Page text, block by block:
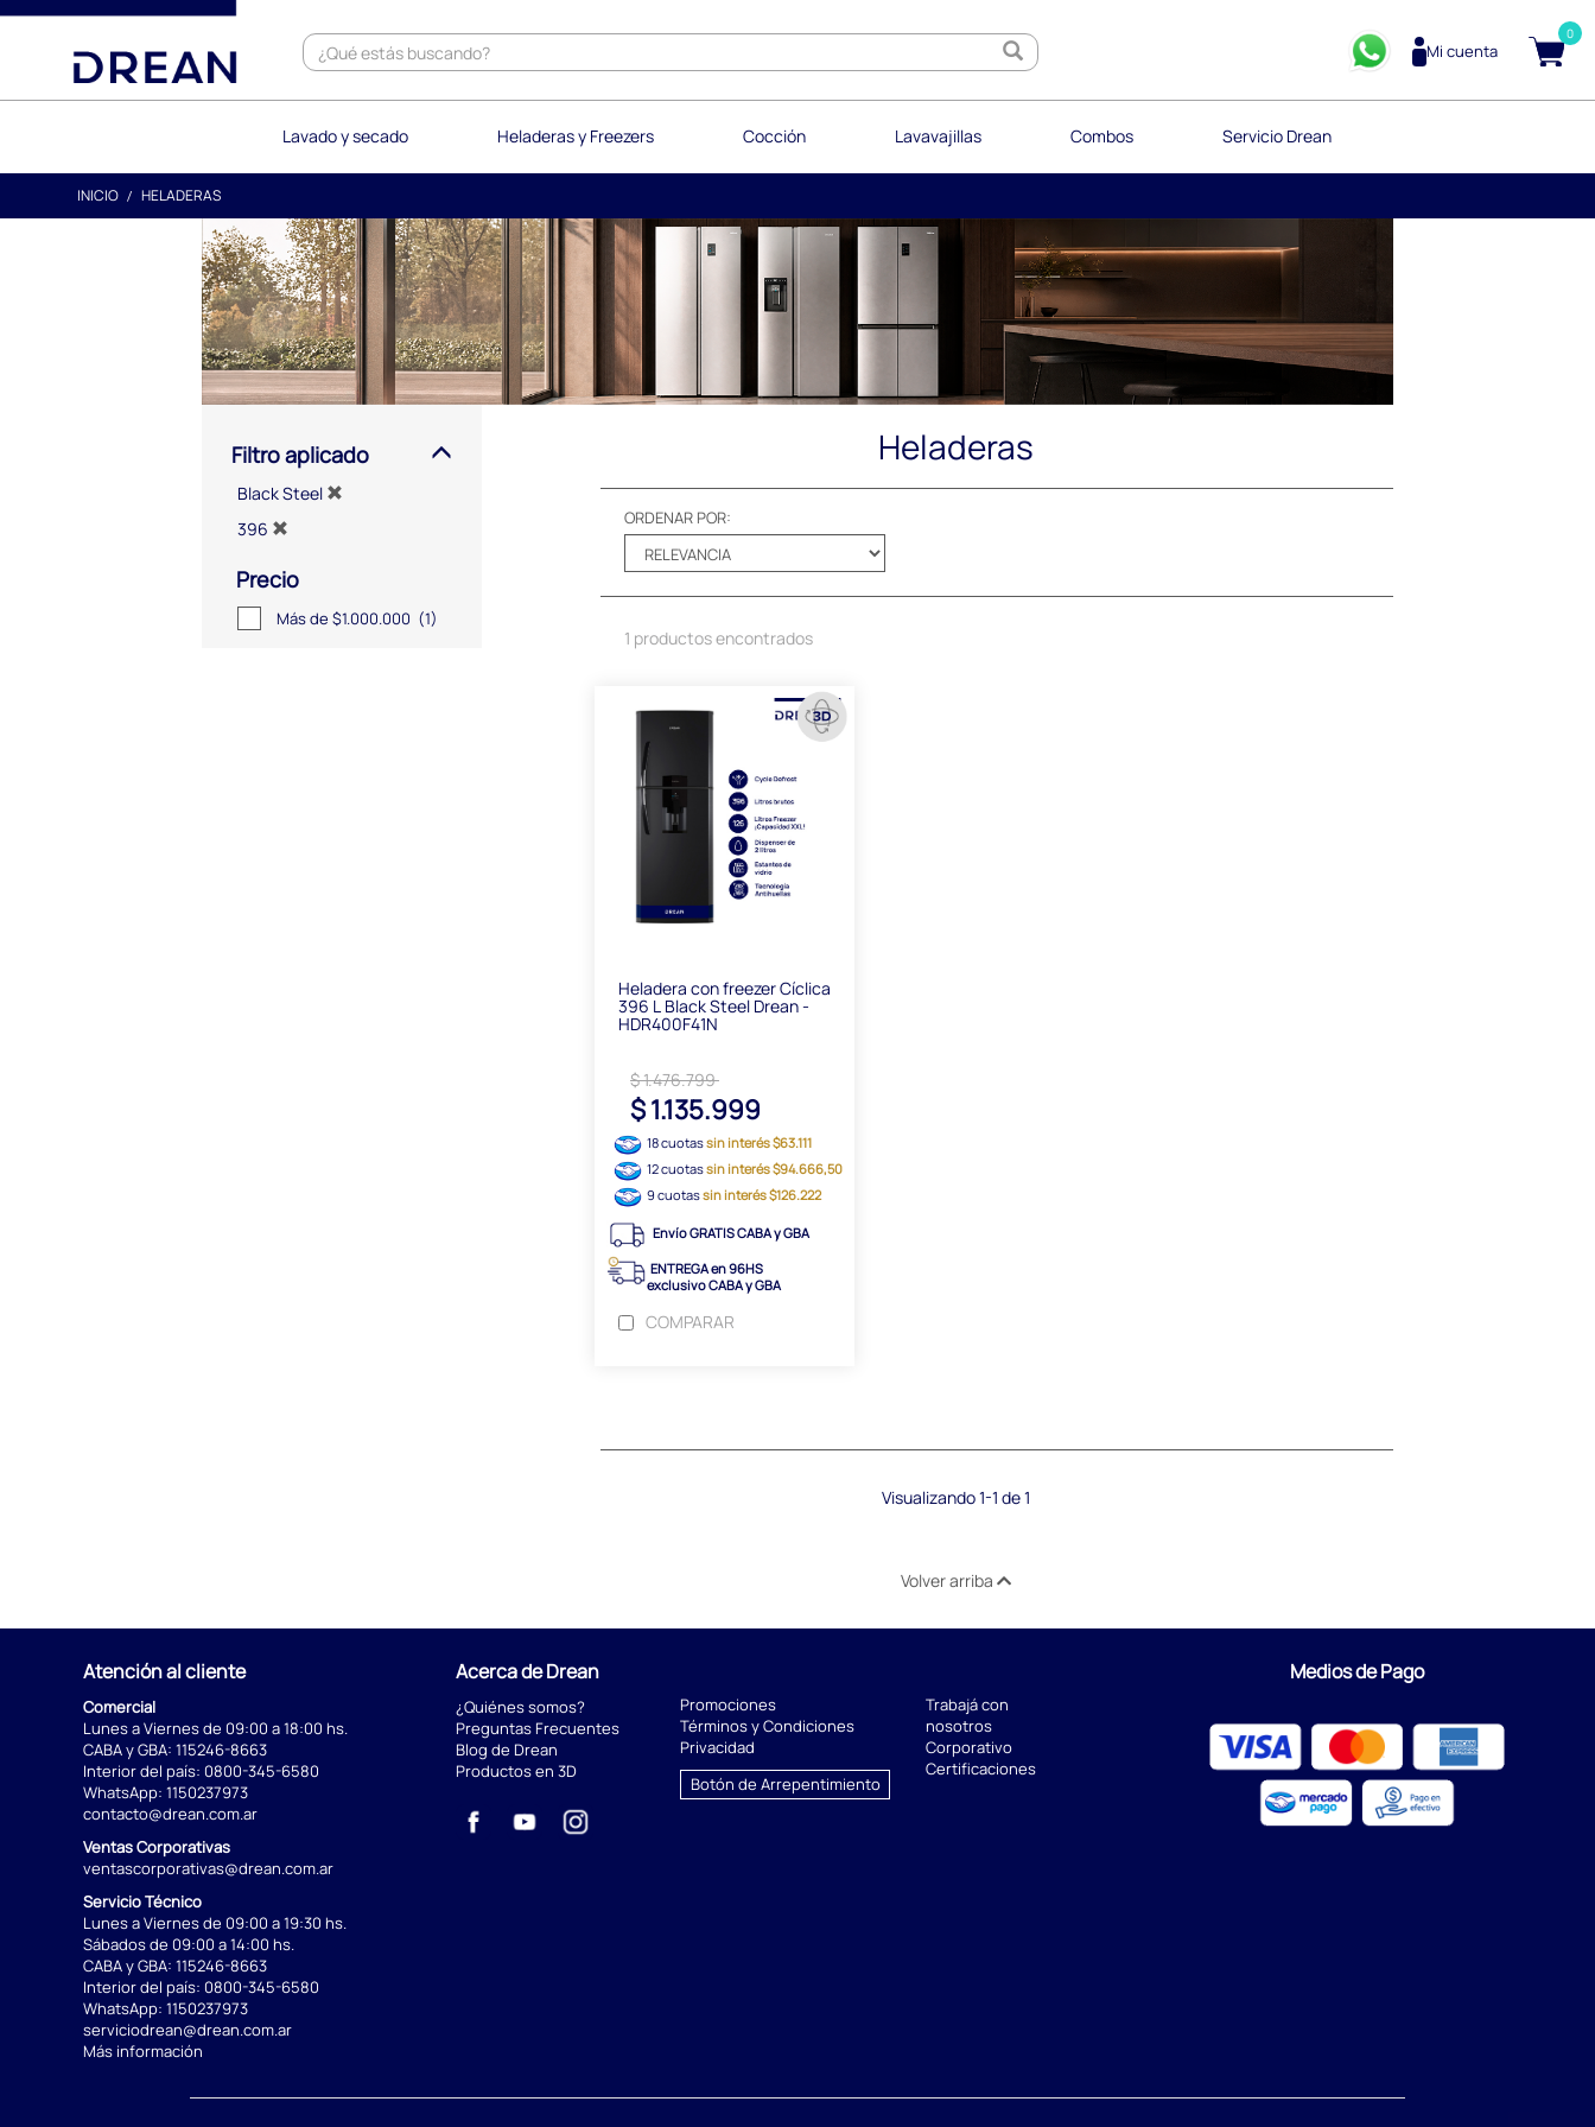
text.skipToContent
text.skipToNavigation
Mi cuenta
0
Lavado y secado Heladeras y Freezers Cocción Lavavajillas Combos Servicio Drean
INICIO HELADERAS
Filtro aplicado
Black Steel
396
Precio
Más de $1.000.000 (1)
Heladeras
ORDENAR POR:
1 productos encontrados
Heladera con freezer Cíclica
396 L Black Steel Drean -
HDR400F41N
$ 1.476.799
$ 1.135.999
18 cuotassin interés $63.111
12 cuotassin interés $94.666,50
9 cuotassin interés $126.222
Envío GRATIS CABA y GBA
ENTREGA en 96HS
exclusivo CABA y GBA
COMPARAR
Visualizando 1-1 de 1
Volver arriba
Atención al cliente
Comercial
Lunes a Viernes de 09:00 a 18:00 hs.
CABA y GBA: 115246-8663
Interior del país: 0800-345-6580
WhatsApp: 1150237973
contacto@drean.com.ar
Ventas Corporativas
ventascorporativas@drean.com.ar
Servicio Técnico
Lunes a Viernes de 09:00 a 19:30 hs.
Sábados de 09:00 a 14:00 hs.
CABA y GBA: 115246-8663
Interior del país: 0800-345-6580
WhatsApp: 1150237973
serviciodrean@drean.com.ar
Más información
Acerca de Drean
¿Quiénes somos?
Preguntas Frecuentes
Blog de Drean
Productos en 3D
Promociones
Términos y Condiciones
Privacidad
Botón de Arrepentimiento
Trabajá con
nosotros
Corporativo
Certificaciones
Medios de Pago